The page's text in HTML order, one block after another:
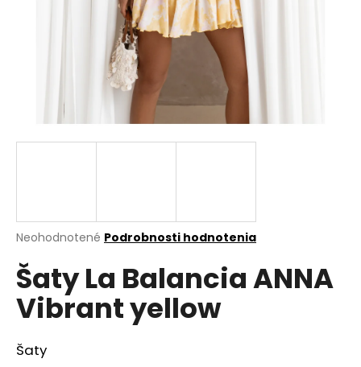
Priemerné
produktu
je
0,0
z
hviezdičiek.
Neohodnotené Podrobnosti hodnotenia
Šaty La Balancia ANNA
Vibrant yellow
Šaty
O
d
p
o
ú